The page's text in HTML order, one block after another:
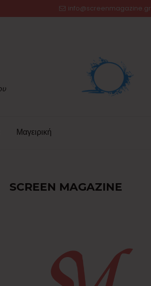
info@screenmagazine.gr
Μαγειρική
SCREEN MAGAZINE